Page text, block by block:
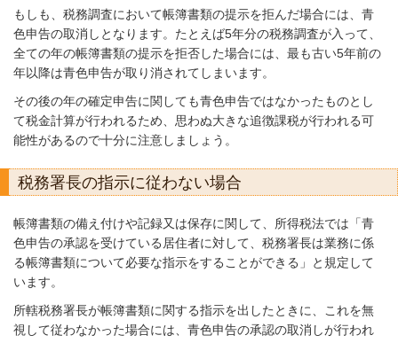
もしも、税務調査において帳簿書類の提示を拒んだ場合には、青
色申告の取消しとなります。たとえば5年分の税務調査が入って、
全ての年の帳簿書類の提示を拒否した場合には、最も古い5年前の
年以降は青色申告が取り消されてしまいます。
その後の年の確定申告に関しても青色申告ではなかったものとし
て税金計算が行われるため、思わぬ大きな追徴課税が行われる可
能性があるので十分に注意しましょう。
税務署長の指示に従わない場合
帳簿書類の備え付けや記録又は保存に関して、所得税法では「青
色申告の承認を受けている居住者に対して、税務署長は業務に係
る帳簿書類について必要な指示をすることができる」と規定して
います。
所轄税務署長が帳簿書類に関する指示を出したときに、これを無
視して従わなかった場合には、青色申告の承認の取消しが行われ